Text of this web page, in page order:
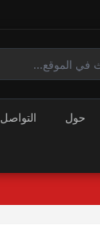
حول التواصل